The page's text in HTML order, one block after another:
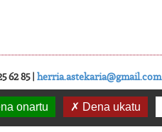
62 85 | herria.astekaria@gmail.com
onartu Dena ukatu